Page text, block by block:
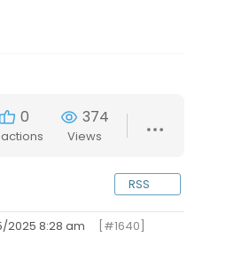
0 374
Views
RSS
2025 8:28 am [#1640]